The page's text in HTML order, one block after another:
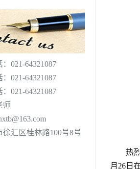
021-64321087
021-64321087
021-64321087
师
汇区桂林路100号8号
热
月26日